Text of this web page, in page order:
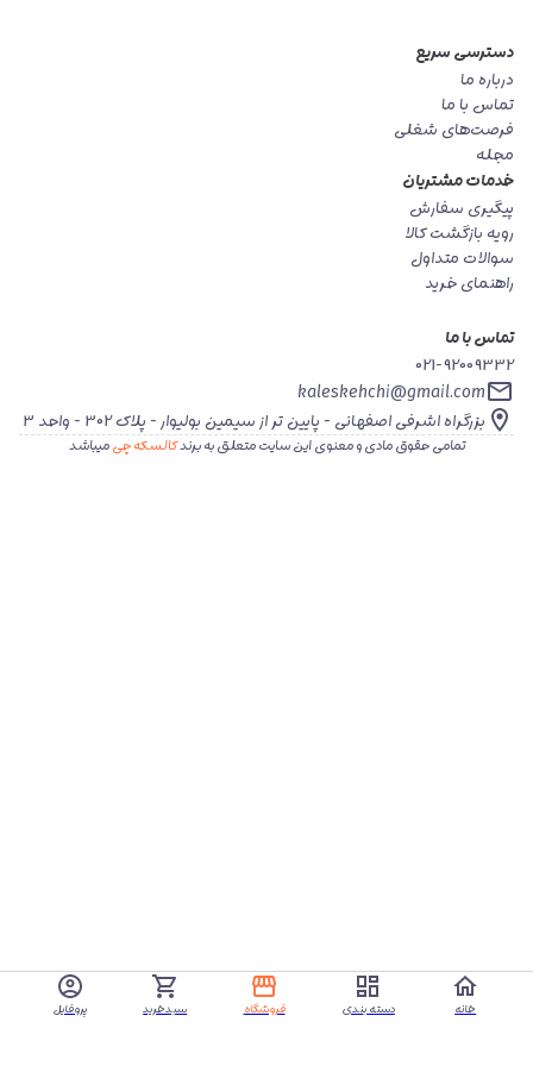
دسترسی سریع
درباره ما
تماس با ما
فرصت‌های شغلی
مجله
خدمات مشتریان
پیگیری سفارش
رویه بازگشت کالا
سوالات متداول
راهنمای خرید
تماس با ما
021-92009332
kaleskehchi@gmail.com
بزرگراه اشرفی اصفهانی - پایین تر از سیمین بولیوار - پلاک 302 - واحد 3
تمامی حقوق مادی و معنوی این سایت متعلق به برندکالسکه چیمیباشد
خانه دسته بندی فروشگاه سبدخرید پروفایل